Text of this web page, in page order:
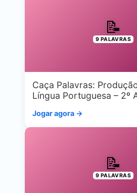
📝
9 PALAVRAS
Caça Palavras:
Língua Portuguesa – 2º
Jogar agora →
📝
9 PALAVRAS